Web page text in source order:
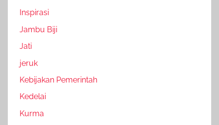
Inspirasi
Jambu Biji
Jati
jeruk
Kebijakan Pemerintah
Kedelai
Kurma